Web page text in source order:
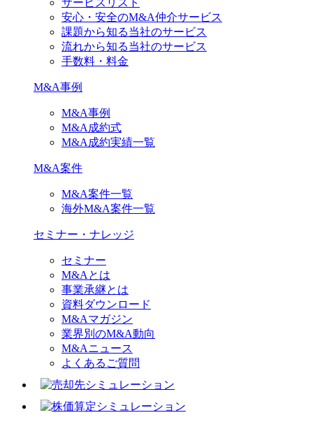
安心・安全のM&A仲介サービス
課題から知る当社のサービス
流れから知る当社のサービス
手数料・料金
M&A事例
M&A事例
M&A成約式
M&A成約実績一覧
M&A案件
M&A案件一覧
海外M&A案件一覧
セミナー・ナレッジ
セミナー
M&Aとは
事業承継とは
資料ダウンロード
M&Aマガジン
業界別のM&A動向
M&Aニュース
よくあるご質問